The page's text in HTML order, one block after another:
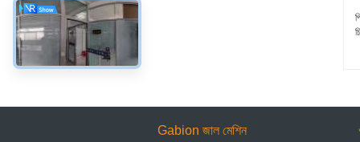
Gabion জাল মেশিন